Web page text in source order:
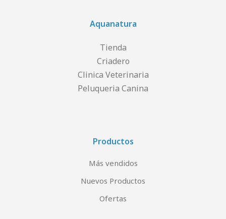
Aquanatura
Tienda
Criadero
Clinica Veterinaria
Peluqueria Canina
Productos
Más vendidos
Nuevos Productos
Ofertas